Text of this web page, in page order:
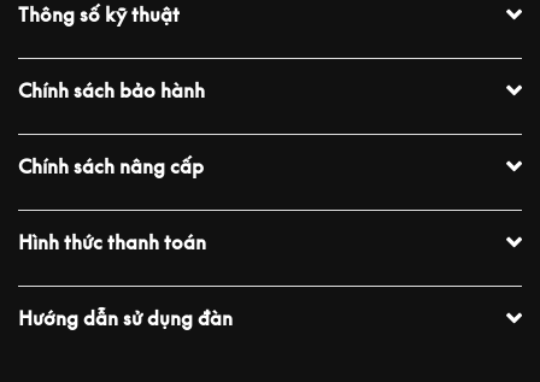
Thông số kỹ thuật
Chính sách bảo hành
Chính sách nâng cấp
Hình thức thanh toán
Hướng dẫn sử dụng đàn